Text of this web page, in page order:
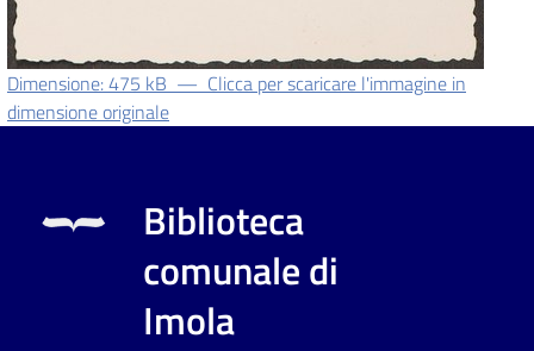
Patto
per
la
Dimensione: 475 kB — Clicca per scaricare l'immagine in
dimensione originale
Biblioteca
comunale di
Imola